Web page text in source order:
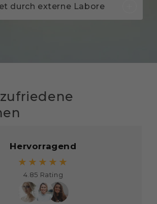
durch externe Labore
Hervorragend
★★★★★
4.85 Rating